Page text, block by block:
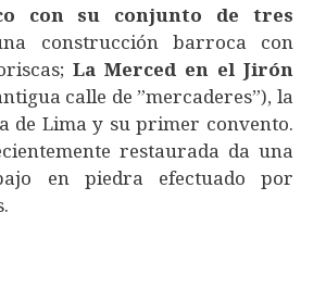
con su conjunto de tres
construcción barroca con
La Merced en el Jirón
calle de ”mercaderes”), la
de Lima y su primer convento.
restaurada da una
en piedra efectuado por